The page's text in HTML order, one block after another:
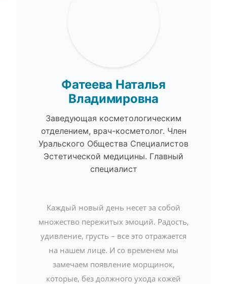
Фатеева Наталья
Владимировна
Заведующая косметологическим
отделением, врач-косметолог. Член
Уральского Общества Специалистов
Эстетической медицины. Главный
специалист
Каждый новый день несет за собой
множество пережитых эмоций. Радость,
удивление, грусть – все это отражается
на нашем лице. И со временем мы
замечаем появление морщинок,
которые, без должного ухода кожей